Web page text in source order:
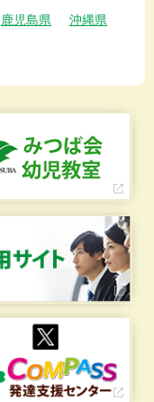
鹿児島県
沖縄県